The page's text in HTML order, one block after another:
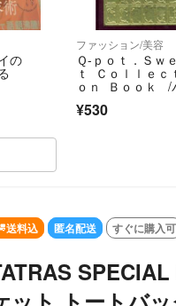
の
ファッション/美容
Ｑ-ｐｏｔ．Ｓｗ
ｔ Ｃｏｌｌｅｃ
ｏｎ Ｂｏｏｋ /
カマツタダアキ（
¥530
SOLD OUT
送料込 匿名配送 すぐに購入可